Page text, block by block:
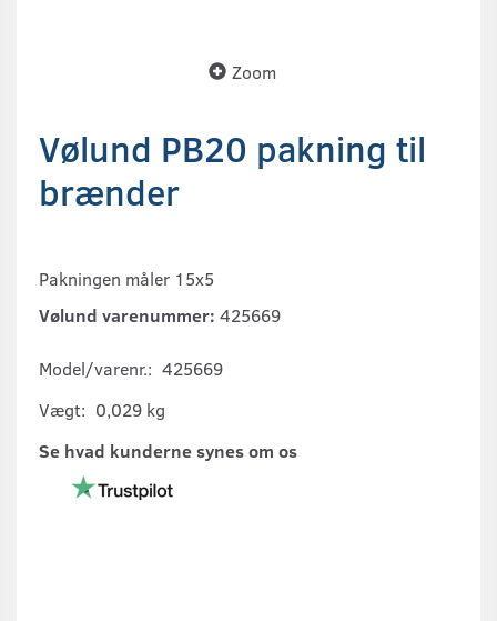
Zoom
Vølund PB20 pakning til
brænder
Pakningen måler 15x5
Vølund varenummer: 425669
Model/varenr.: 425669
Vægt: 0,029 kg
Se hvad kunderne synes om os